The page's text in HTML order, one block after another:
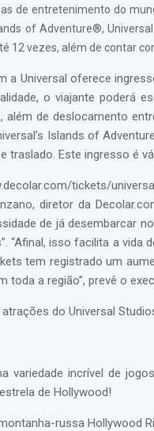
de entretenimento do
of Adventure®,
vezes, além de contar
a Universal oferece
o viajante poderá
de deslocamento
Islands of
traslado. Este ingresso é
tickets/
diretor da
de já desembarcar
“Afinal, isso facilita a
tem registrado um
toda a região”, prevê o
do Universal
variedade incrível de
de Hollywood!
russa Hollywood